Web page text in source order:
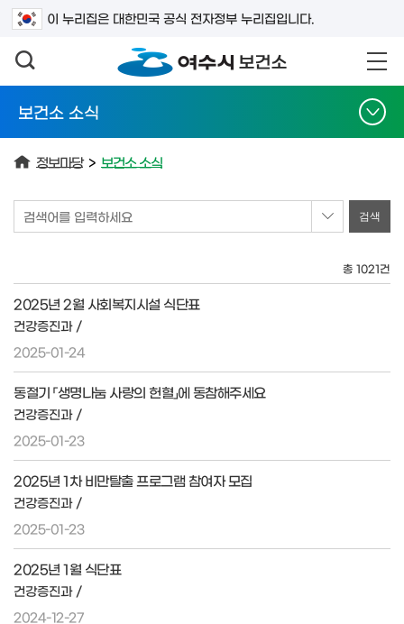
이 누리집은 대한민국 공식 전자정부 누리집입니다.
검색어를 입력하세요
보건소 소식
정보마당 > 보건소 소식
검색어를 입력하세요
총 1021건
2025년 2월 사회복지시설 식단표
건강증진과 /
2025-01-24
동절기 「생명나눔 사랑의 헌혈」에 동참해주세요
건강증진과 /
2025-01-23
2025년 1차 비만탈출 프로그램 참여자 모집
건강증진과 /
2025-01-23
2025년 1월 식단표
건강증진과 /
2024-12-27